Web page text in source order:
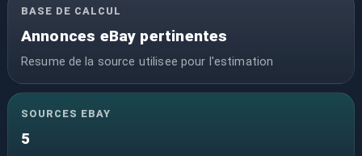
BASE DE CALCUL
Annonces eBay pertinentes
Resume de la source utilisee pour l'estimation
SOURCES EBAY
5